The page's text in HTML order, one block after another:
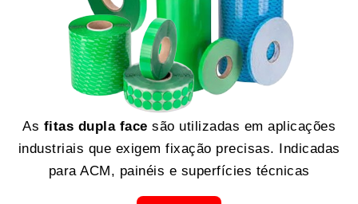
As fitas dupla face são utilizadas em aplicações
industriais que exigem fixação precisas. Indicadas
para ACM, painéis e superfícies técnicas